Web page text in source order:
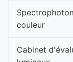
couleur
Cabinet